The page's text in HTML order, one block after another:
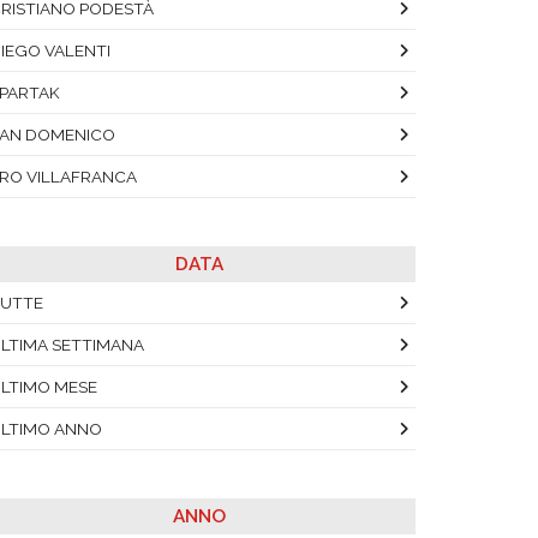
PODESTÀ
VALENTI
DOMENICO
VILLAFRANCA
DATA
SETTIMANA
MESE
ANNO
ANNO